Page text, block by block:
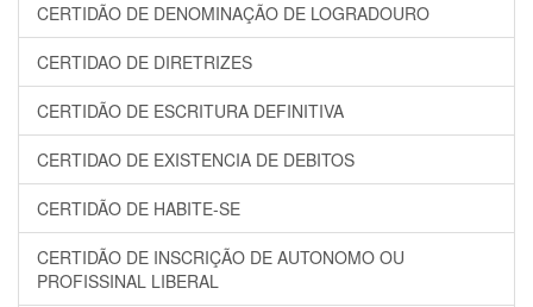
CERTIDÃO DE DENOMINAÇÃO DE LOGRADOURO
CERTIDAO DE DIRETRIZES
CERTIDÃO DE ESCRITURA DEFINITIVA
CERTIDAO DE EXISTENCIA DE DEBITOS
CERTIDÃO DE HABITE-SE
CERTIDÃO DE INSCRIÇÃO DE AUTONOMO OU
PROFISSINAL LIBERAL